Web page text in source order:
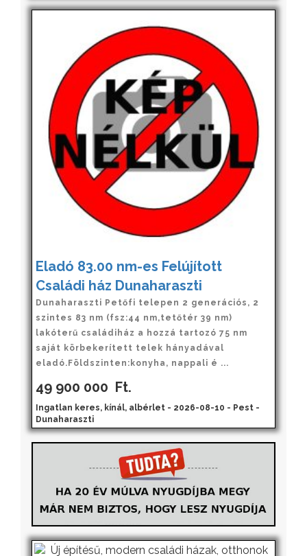
Eladó 83.00 nm-es Felújított
Családi ház Dunaharaszti
Dunaharaszti Petőfi telepen 2 generációs, 2
szintes 83 nm (fsz:44 nm,tetőtér 39 nm)
lakóterű családiház a hozzá tartozó 75 nm
saját körbekerített telek hányadával
eladó.Földszinten:konyha, nappali é ...
49 900 000 Ft.
Ingatlan keres, kínál, albérlet - 2026-08-10 - Pest -
Dunaharaszti